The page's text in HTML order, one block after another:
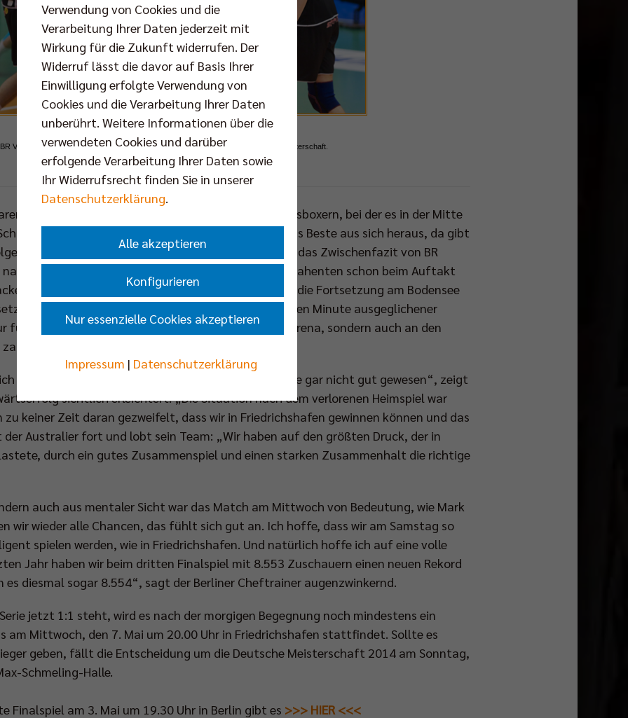
Volleys: Volle Konzentration auf das dritte Spiel der Finalserie um die Deutsche Meisterschaft.
Foto: Günter Kram, Friedrichshafen
wie eine Begegnung zwischen zwei Schwergewichtsboxern, bei der es in der Mitte
kommt. Beide Mannschaften holen das Beste aus sich heraus, da gibt
das gleiche Ziel und kämpfen hart dafür“, lautet das Zwischenfazit von BR
nach zwei absolvierten Finals. Nachdem sich die Kontrahenten schon beim Auftakt
Duell geliefert hatten, entwickelte sich auch die Fortsetzung am Bodensee
Hochklassige Ballwechsel und ein bis zur letzten Minute ausgeglichener
für Begeisterung auf den Zuschauerrängen der ZF-Arena, sondern auch an den
Fans das Match auf DVL-live.tv verfolgten.
wichtig für uns. In der Serie 0:2 zurückzuliegen, wäre gar nicht gut gewesen“, zeigt
sichtlich erleichtert. „Die Situation nach dem verlorenen Heimspiel war
keiner Zeit daran gezweifelt, dass wir in Friedrichshafen gewinnen können und das
Australier fort und lobt sein Team: „Wir haben auf den größten Druck, der in
durch ein gutes Zusammenspiel und einen starken Zusammenhalt die richtige
auch aus mentaler Sicht war das Match am Mittwoch von Bedeutung, wie Mark
wir wieder alle Chancen, das fühlt sich gut an. Ich hoffe, dass wir am Samstag so
spielen werden, wie in Friedrichshafen. Und natürlich hoffe ich auf eine volle
Jahr haben wir beim dritten Finalspiel mit 8.553 Zuschauern einen neuen Rekord
diesmal sogar 8.554“, sagt der Berliner Cheftrainer augenzwinkernd.
jetzt 1:1 steht, wird es nach der morgigen Begegnung noch mindestens ein
am Mittwoch, den 7. Mai um 20.00 Uhr in Friedrichshafen stattfindet. Sollte es
geben, fällt die Entscheidung um die Deutsche Meisterschaft 2014 am Sonntag,
Schmeling-Halle.
am 3. Mai um 19.30 Uhr in Berlin gibt es >>> HIER <<<
Verwendung von Cookies und die
Verarbeitung Ihrer Daten jederzeit mit
Wirkung für die Zukunft widerrufen. Der
Widerruf lässt die davor auf Basis Ihrer
Einwilligung erfolgte Verwendung von
Cookies und die Verarbeitung Ihrer Daten
unberührt. Weitere Informationen über die
verwendeten Cookies und darüber
erfolgende Verarbeitung Ihrer Daten sowie
Ihr Widerrufsrecht finden Sie in unserer
Datenschutzerklärung.
Alle akzeptieren
Konfigurieren
Nur essenzielle Cookies akzeptieren
Impressum | Datenschutzerklärung